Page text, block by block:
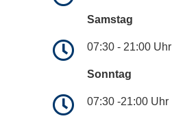
Samstag
07:30 - 21:00 Uhr
Sonntag
07:30 -21:00 Uhr